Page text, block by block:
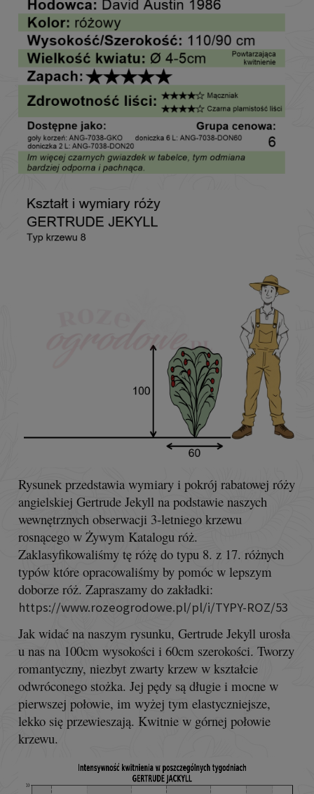
Rysunek przedstawia wymiary i pokrój rabatowej róży
angielskiej Gertrude Jekyll na podstawie naszych
wewnętrznych obserwacji 3-letniego krzewu
rosnącego w Żywym Katalogu róż.
Zaklasyfikowaliśmy tę różę do typu 8. z 17. różnych
typów które opracowaliśmy by pomóc w lepszym
doborze róż. Zapraszamy do zakładki:
https://www.rozeogrodowe.pl/pl/i/TYPY-ROZ/53
Jak widać na naszym rysunku, Gertrude Jekyll urosła
u nas na 100cm wysokości i 60cm szerokości. Tworzy
romantyczny, niezbyt zwarty krzew w kształcie
odwróconego stożka. Jej pędy są długie i mocne w
pierwszej połowie, im wyżej tym elastyczniejsze,
lekko się przewieszają. Kwitnie w górnej połowie
krzewu.